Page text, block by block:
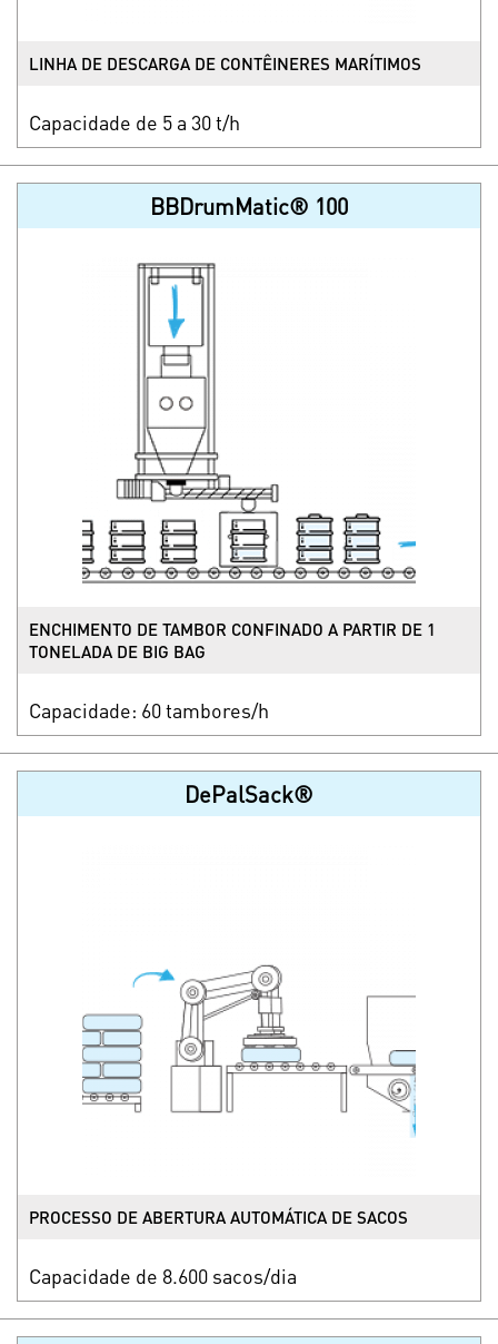
LINHA DE DESCARGA DE CONTÊINERES MARÍTIMOS
Capacidade de 5 a 30 t/h
BBDrumMatic® 100
ENCHIMENTO DE TAMBOR CONFINADO A PARTIR DE 1
TONELADA DE BIG BAG
Capacidade: 60 tambores/h
DePalSack®
PROCESSO DE ABERTURA AUTOMÁTICA DE SACOS
Capacidade de 8.600 sacos/dia